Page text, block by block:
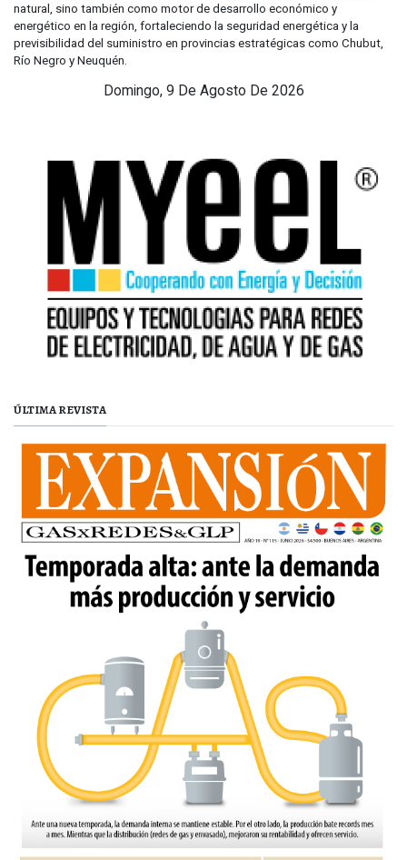
natural, sino también como motor de desarrollo económico y
energético en la región, fortaleciendo la seguridad energética y la
previsibilidad del suministro en provincias estratégicas como Chubut,
Río Negro y Neuquén.
Domingo, 9 De Agosto De 2026
ÚLTIMA REVISTA